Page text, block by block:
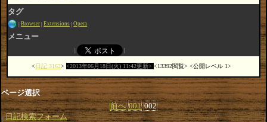
タグ
Browser Extensions Opera
メニュー
日記:3162 2013年06月18日(火) 11:42更新 13392閲覧 公開レベル 1
ページ選択
前へ 001 002
日記検索フォーム